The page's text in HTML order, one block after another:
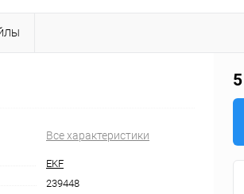
Все характеристики
EKF
239448